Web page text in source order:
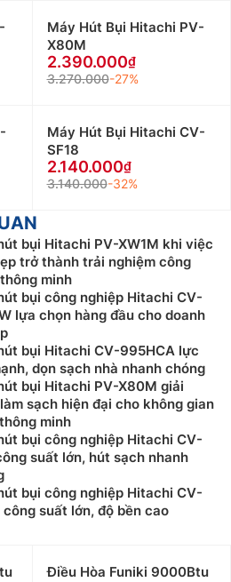
Máy Hút Bụi Hitachi PV-
X80M
2.390.000
3.270.000-27%
Máy Hút Bụi Hitachi CV-
SF18
2.140.000
3.140.000-32%
bụi Hitachi PV-XW1M khi việc
trở thành trải nghiệm công
minh
bụi công nghiệp Hitachi CV-
lựa chọn hàng đầu cho doanh
bụi Hitachi CV-995HCA lực
dọn sạch nhà nhanh chóng
bụi Hitachi PV-X80M giải
sạch hiện đại cho không gian
minh
bụi công nghiệp Hitachi CV-
suất lớn, hút sạch nhanh
bụi công nghiệp Hitachi CV-
suất lớn, độ bền cao
Điều Hòa Funiki 9000Btu